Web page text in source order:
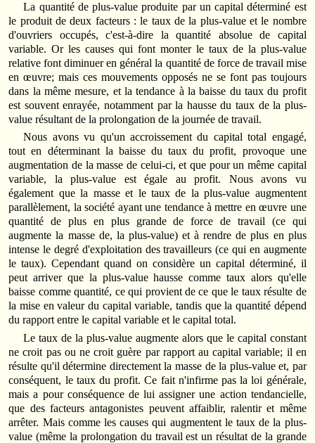
La quantité de plus-value produite par un capital déterminé est
le produit de deux facteurs : le taux de la plus-value et le nombre
d'ouvriers occupés, c'est-à-dire la quantité absolue de capital
variable. Or les causes qui font monter le taux de la plus-value
relative font diminuer en général la quantité de force de travail mise
en œuvre; mais ces mouvements opposés ne se font pas toujours
dans la même mesure, et la tendance à la baisse du taux du profit
est souvent enrayée, notamment par la hausse du taux de la plus-
value résultant de la prolongation de la journée de travail.
Nous avons vu qu'un accroissement du capital total engagé,
tout en déterminant la baisse du taux du profit, provoque une
augmentation de la masse de celui-ci, et que pour un même capital
variable, la plus-value est égale au profit. Nous avons vu
également que la masse et le taux de la plus-value augmentent
parallèlement, la société ayant une tendance à mettre en œuvre une
quantité de plus en plus grande de force de travail (ce qui
augmente la masse de, la plus-value) et à rendre de plus en plus
intense le degré d'exploitation des travailleurs (ce qui en augmente
le taux). Cependant quand on considère un capital déterminé, il
peut arriver que la plus-value hausse comme taux alors qu'elle
baisse comme quantité, ce qui provient de ce que le taux résulte de
la mise en valeur du capital variable, tandis que la quantité dépend
du rapport entre le capital variable et le capital total.
Le taux de la plus-value augmente alors que le capital constant
ne croit pas ou ne croit guère par rapport au capital variable; il en
résulte qu'il détermine directement la masse de la plus-value et, par
conséquent, le taux du profit. Ce fait n'infirme pas la loi générale,
mais a pour conséquence de lui assigner une action tendancielle,
que des facteurs antagonistes peuvent affaiblir, ralentir et même
arrêter. Mais comme les causes qui augmentent le taux de la plus-
value (même la prolongation du travail est un résultat de la grande